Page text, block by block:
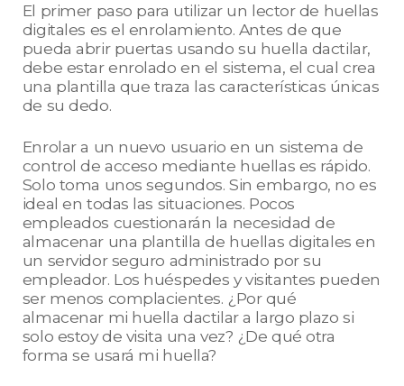
El primer paso para utilizar un lector de huellas
digitales es el enrolamiento. Antes de que
pueda abrir puertas usando su huella dactilar,
debe estar enrolado en el sistema, el cual crea
una plantilla que traza las características únicas
de su dedo.
Enrolar a un nuevo usuario en un sistema de
control de acceso mediante huellas es rápido.
Solo toma unos segundos. Sin embargo, no es
ideal en todas las situaciones. Pocos
empleados cuestionarán la necesidad de
almacenar una plantilla de huellas digitales en
un servidor seguro administrado por su
empleador. Los huéspedes y visitantes pueden
ser menos complacientes. ¿Por qué
almacenar mi huella dactilar a largo plazo si
solo estoy de visita una vez? ¿De qué otra
forma se usará mi huella?